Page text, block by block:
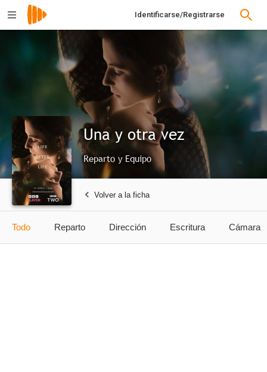
Identificarse/Registrarse
Una y otra vez
Reparto y Equipo
Volver a la ficha
Todo Reparto Dirección Escritura Cámara